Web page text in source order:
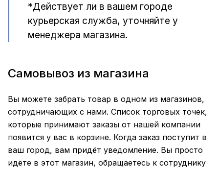
*Действует ли в вашем городе
курьерская служба, уточняйте у
менеджера магазина.
Самовывоз из магазина
Вы можете забрать товар в одном из магазинов,
сотрудничающих с нами. Список торговых точек,
которые принимают заказы от нашей компании
появится у вас в корзине. Когда заказ поступит в
ваш город, вам придёт уведомление. Вы просто
идёте в этот магазин, обращаетесь к сотруднику